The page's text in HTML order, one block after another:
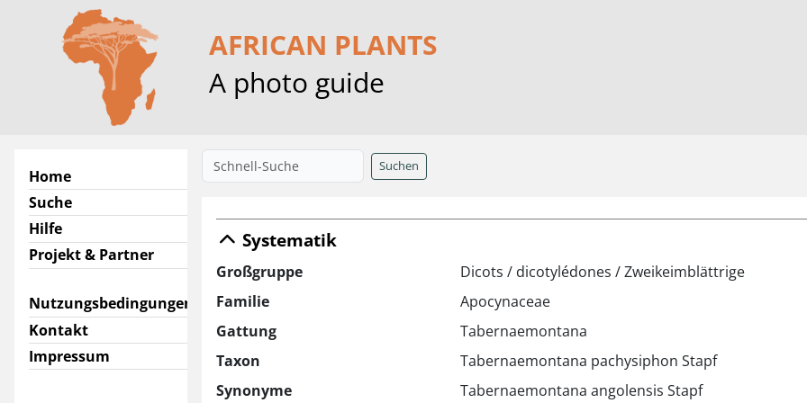
AFRICAN PLANTS
A photo guide
Home
Suche
Hilfe
Projekt & Partner
Nutzungsbedingungen
Kontakt
Impressum
Suchen
Systematik
Großgruppe
Dicots / dicotylédones / Zweikeimblättrige
Familie
Apocynaceae
Gattung
Tabernaemontana
Taxon
Tabernaemontana pachysiphon Stapf
Synonyme
Tabernaemontana angolensis Stapf